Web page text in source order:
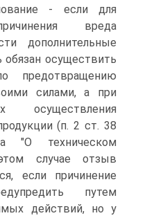
- если для
вреда
дополнительные
обязан осуществить
предотвращению
силами, а при
осуществления
(п. 2 ст. 38
"О техническом
случае отзыв
если причинение
путем
действий, но у